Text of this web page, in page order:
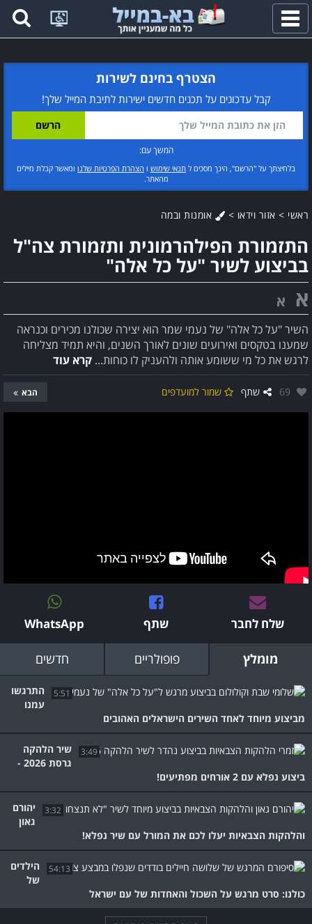
פתח
תפריט
הצטרף בחינם לשירות
קבל עדכונים על תכנים חדשים ישירות לתיבת המייל שלך!
המשך עם:
בלחיצתך על "הרשם", הינך מסכים ל תנאי שימוש ו הצהרת הפרטיות שלנו ומאשר קבלת מיילים
מהאתר.
ראשי > אזור וידאו > אומנות ובמה
התזמורת הפילהרמונית ותזמורת צה"ל
בביצוע לשיר "על כל אלה"
א א
השיר "על כל אלה" של נעמי שמר הוא יצירה שכולנו מכירים וכנראה
שמענו בטקסים ואירועים שונים לאורך השנים, והיא תמיד מצליחה
לרגש את כל מי ששומע אותה ולהעניק לו כוחות... קרא עוד
אהבו:
69 שתף שמור למועדפים הבא
שלח לחבר שתף WhatsApp
מומלץ פופולריים חדשים
5:51
התרגשו
עמנו
מביצוע מיוחד לאחד השירים הישראלים האהובים
3:49
שיר הלהקה
גרסת 2026 -
ביצוע נפלא עם 2 אורחים מפתיעים!
3:32
יהורם
גאון
והלהקות הצבאיות יעלו לכם את המורל עם שיר נפלא!
54:13
הילדים
של
כולנו: סרט מרגש על השכול והאחדות של עם ישראל